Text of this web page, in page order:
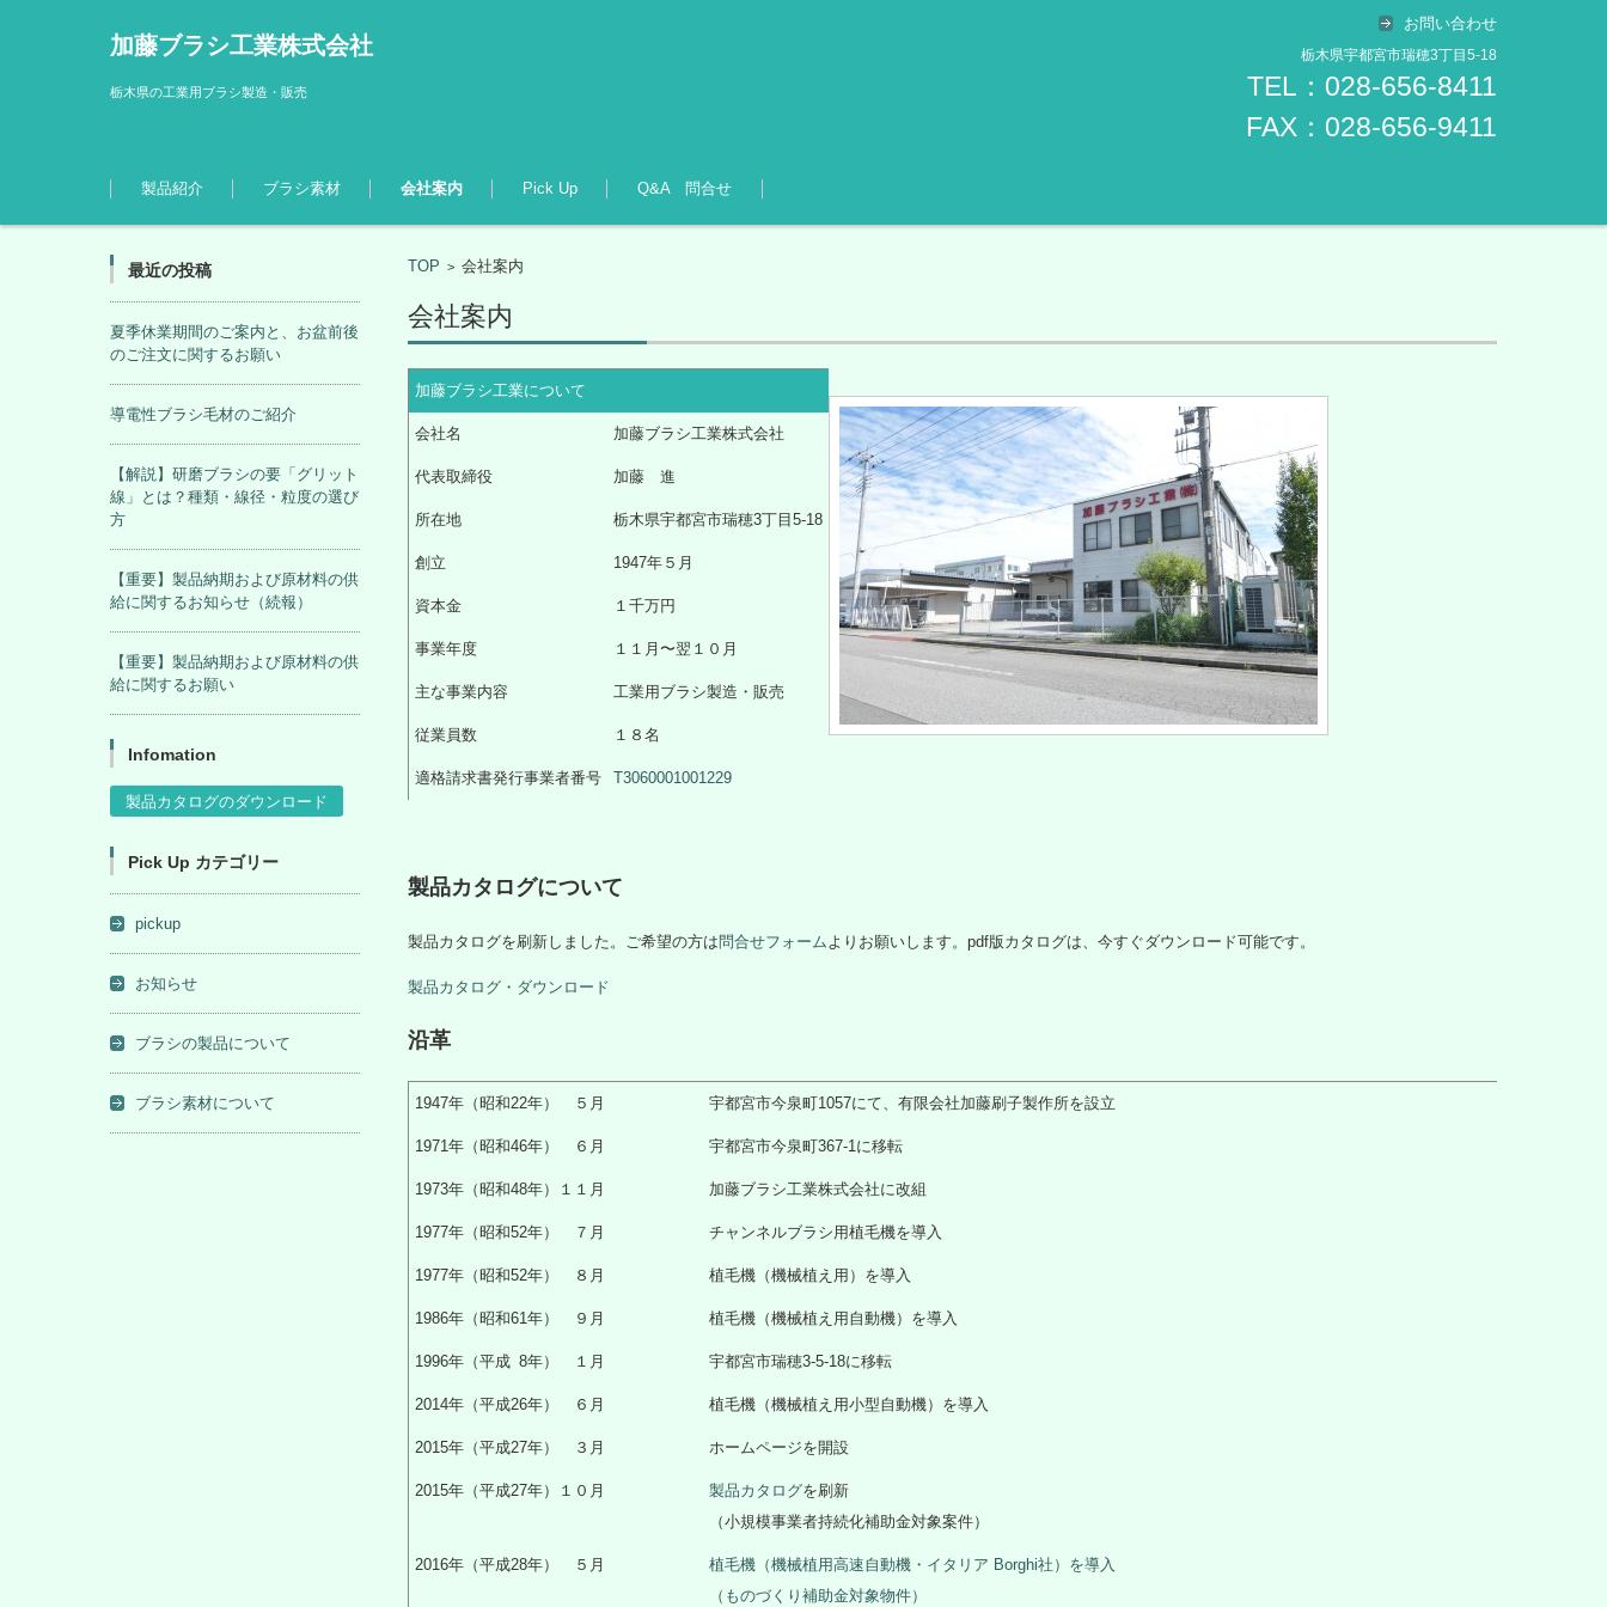
加藤ブラシ工業株式会社
栃木県の工業用ブラシ製造・販売
お問い合わせ
栃木県宇都宮市瑞穂3丁目5-18
TEL：028-656-8411
FAX：028-656-9411
製品紹介
ブラシ素材 会社案内 Pick Up Q&A 問合せ
TOP > 会社案内
会社案内
加藤ブラシ工業について
会社名 加藤ブラシ工業株式会社
代表取締役 加藤 進
所在地 栃木県宇都宮市瑞穂3丁目5-18
創立 1947年５月
資本金 １千万円
事業年度 １１月〜翌１０月
主な事業内容 工業用ブラシ製造・販売
従業員数 １８名
適格請求書発行事業者番号 T3060001001229
製品カタログについて
製品カタログを刷新しました。ご希望の方は問合せフォームよりお願いします。pdf版カタログは、今すぐダウンロード可能です。
製品カタログ・ダウンロード
沿革
1947年（昭和22年） ５月 宇都宮市今泉町1057にて、有限会社加藤刷子製作所を設立
1971年（昭和46年） ６月 宇都宮市今泉町367-1に移転
1973年（昭和48年）１１月 加藤ブラシ工業株式会社に改組
1977年（昭和52年） ７月 チャンネルブラシ用植毛機を導入
1977年（昭和52年） ８月 植毛機（機械植え用）を導入
1986年（昭和61年） ９月 植毛機（機械植え用自動機）を導入
1996年（平成 8年） １月 宇都宮市瑞穂3-5-18に移転
2014年（平成26年） ６月 植毛機（機械植え用小型自動機）を導入
2015年（平成27年） ３月 ホームページを開設
2015年（平成27年）１０月 製品カタログを刷新
（小規模事業者持続化補助金対象案件）
2016年（平成28年） ５月
植毛機（機械植用高速自動機・イタリア Borghi社）を導入
（ものづくり補助金対象物件）
最近の投稿
夏季休業期間のご案内と、お盆前後
のご注文に関するお願い
導電性ブラシ毛材のご紹介
【解説】研磨ブラシの要「グリット
線」とは？種類・線径・粒度の選び
方
【重要】製品納期および原材料の供
給に関するお知らせ（続報）
【重要】製品納期および原材料の供
給に関するお願い
Infomation
製品カタログのダウンロード
Pick Up カテゴリー
pickup
お知らせ
ブラシの製品について
ブラシ素材について